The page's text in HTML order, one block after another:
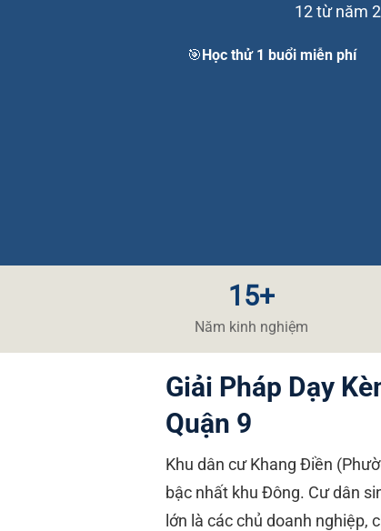
12 từ năm
🎯Học thử 1 buổi miễn phí
15+
Năm kinh nghiệm
Giải Pháp Dạy
Quận 9
Khu dân cư Khang Điền
bậc nhất khu Đông. Cư dân
lớn là các chủ doanh nghiệp,